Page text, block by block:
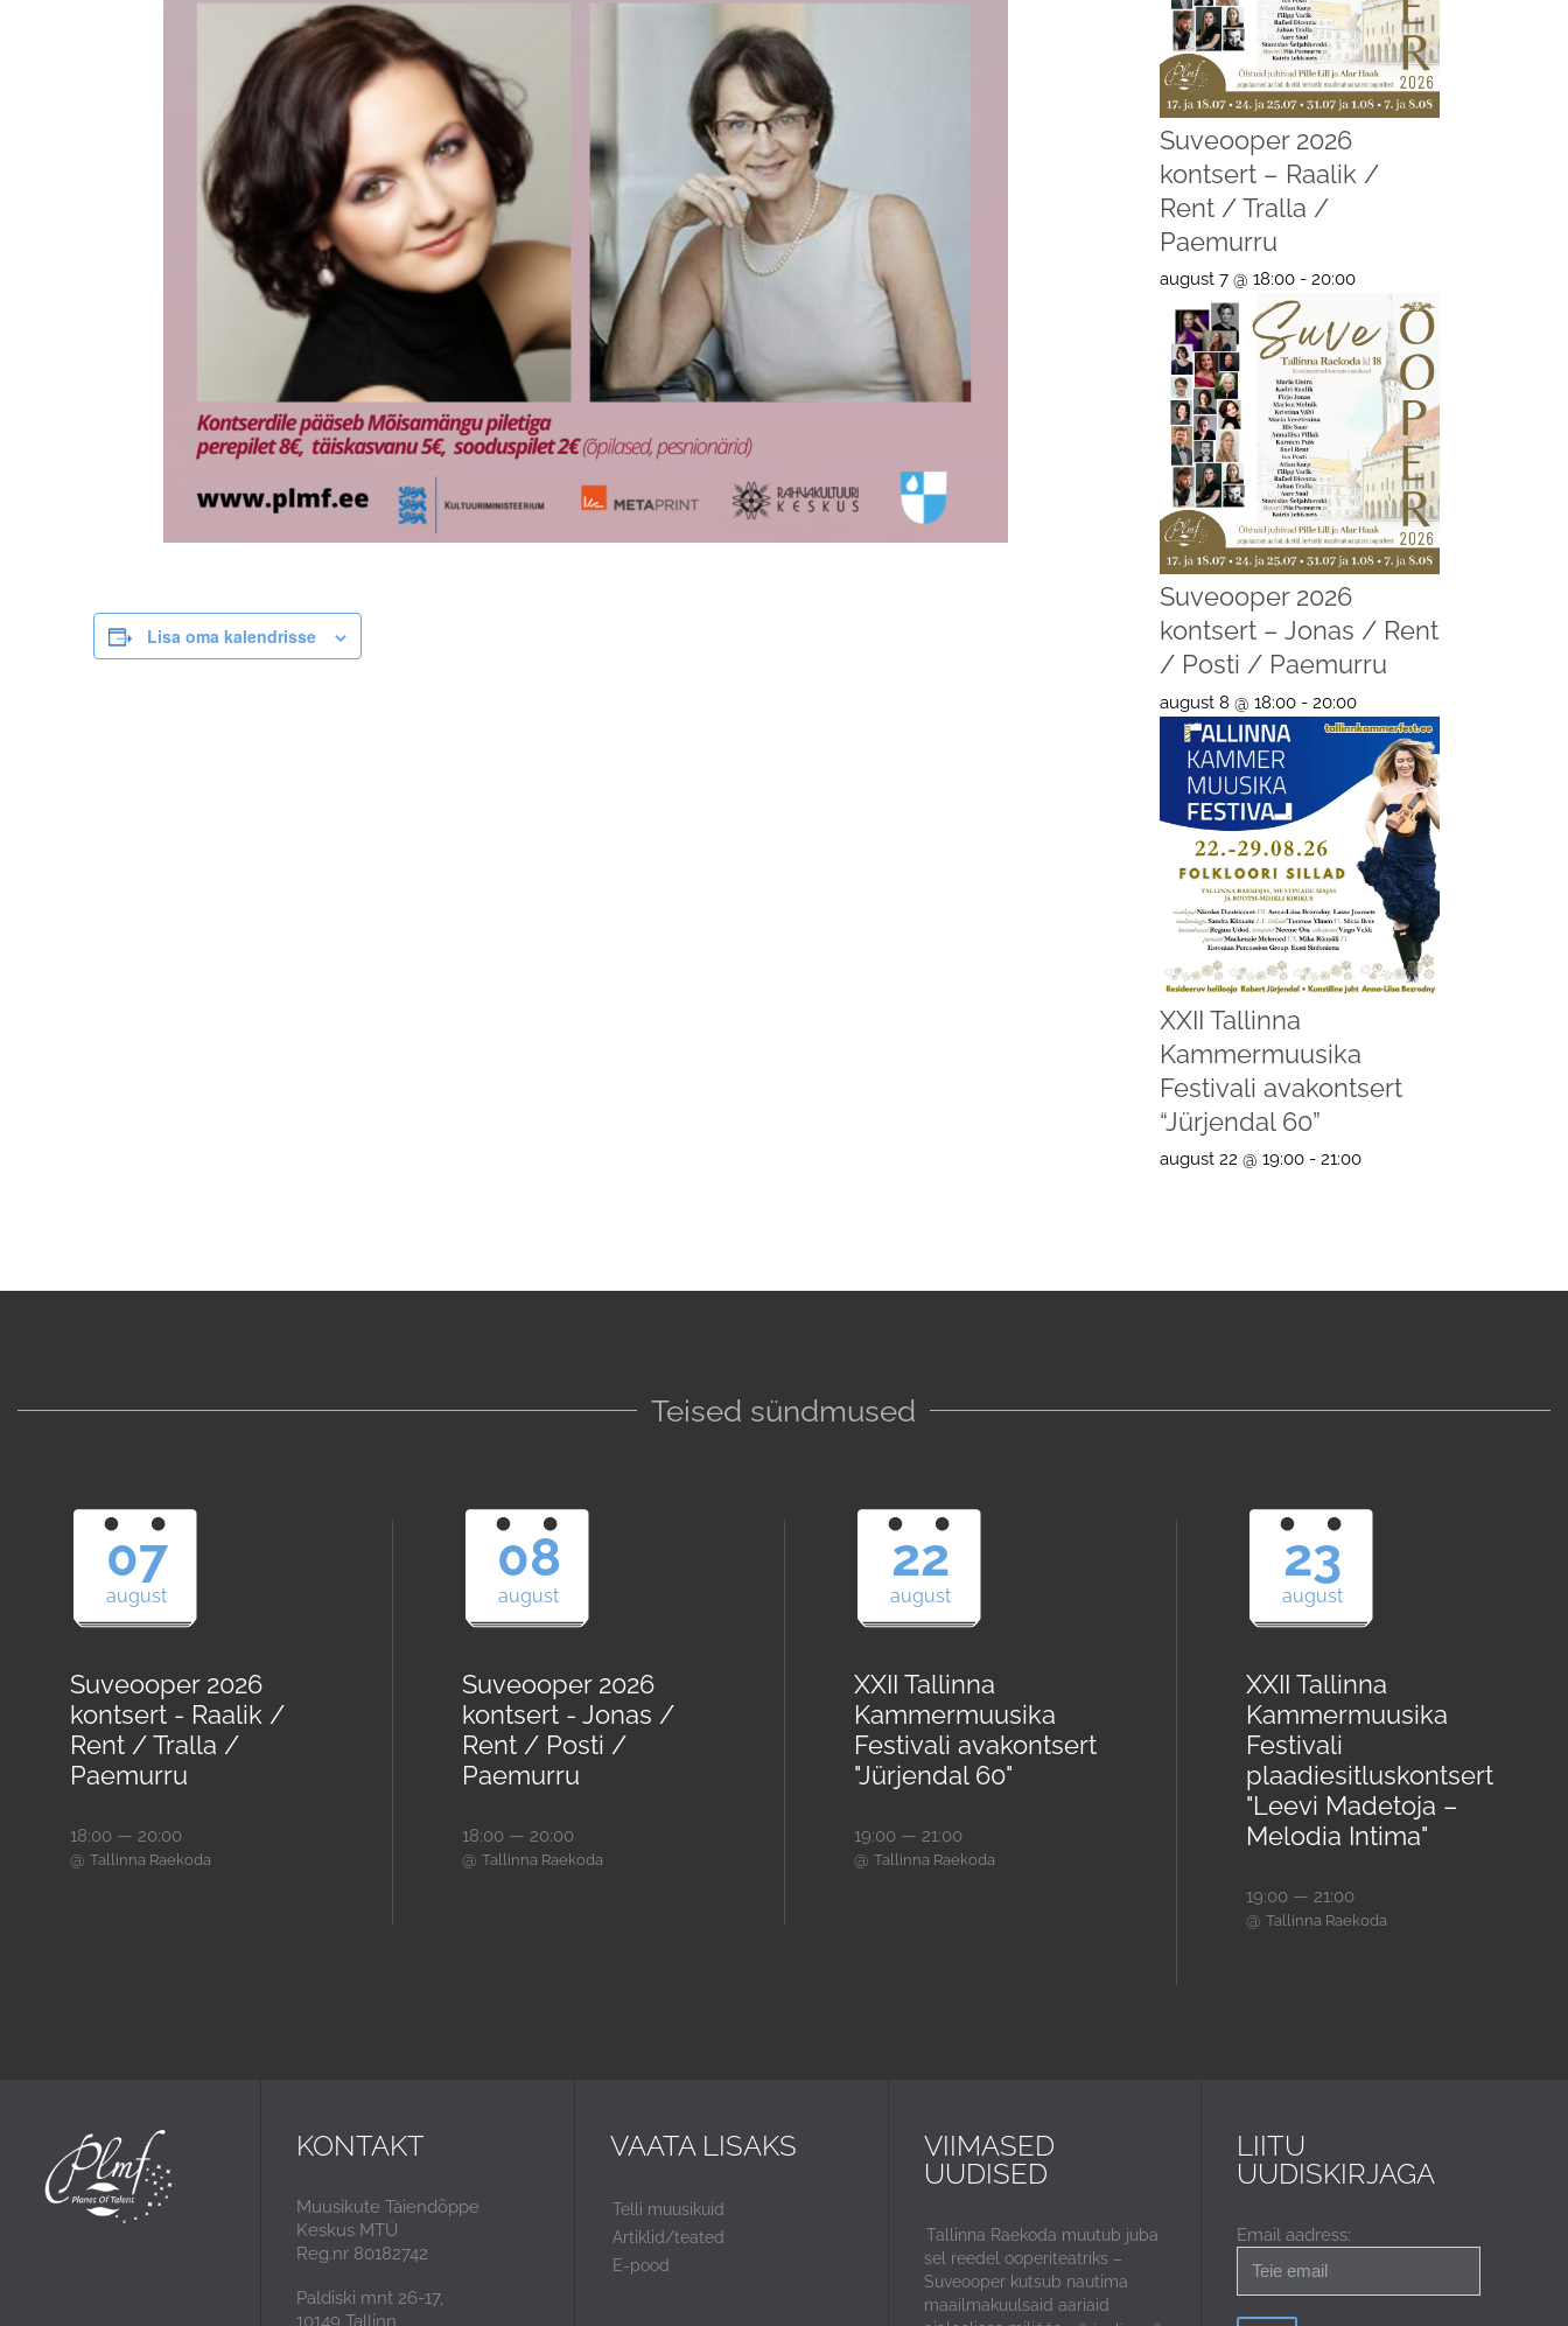
Lisa oma kalendrisse
Suveooper 2026
kontsert – Raalik /
Rent / Tralla /
Paemurru
august 7 @ 18:00- 20:00
Suveooper 2026
kontsert – Jonas / Rent
/ Posti / Paemurru
august 8 @ 18:00- 20:00
XXII Tallinna
Kammermuusika
Festivali avakontsert
“Jürjendal 60”
august 22 @ 19:00- 21:00
Teised sündmused
07
august
Suveooper 2026
kontsert - Raalik /
Rent / Tralla /
Paemurru
18:00 — 20:00
@ Tallinna Raekoda
08
august
Suveooper 2026
kontsert - Jonas /
Rent / Posti /
Paemurru
18:00 — 20:00
@ Tallinna Raekoda
22
august
XXII Tallinna
Kammermuusika
Festivali avakontsert
"Jürjendal 60"
19:00 — 21:00
@ Tallinna Raekoda
23
august
XXII Tallinna
Kammermuusika
Festivali
plaadiesitluskontsert
"Leevi Madetoja –
Melodia Intima"
19:00 — 21:00
@ Tallinna Raekoda
KONTAKT
Muusikute Täiendõppe
Keskus MTÜ
Reg.nr 80182742
Paldiski mnt 26-17,
10149 Tallinn
VAATA LISAKS
Telli muusikuid
Artiklid/teated
E-pood
VIIMASED
UUDISED
Tallinna Raekoda muutub juba
sel reedel ooperiteatriks –
Suveooper kutsub nautima
maailmakuulsaid aariaid
LIITU
UUDISKIRJAGA
Email aadress: